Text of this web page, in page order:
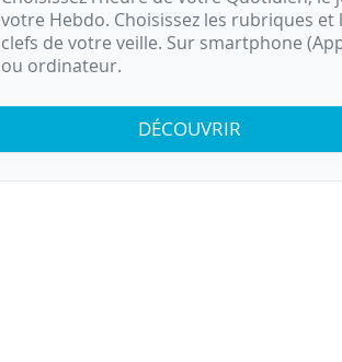
votre Hebdo. Choisissez les rubriques et
clefs de votre veille. Sur smartphone
ou ordinateur.
DÉCOUVRIR